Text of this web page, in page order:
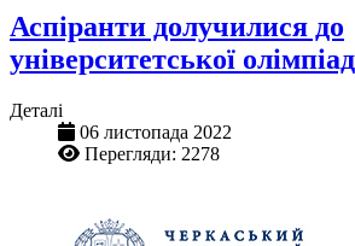
Аспіранти долучилися до
університетської
Деталі
06 листопада 2022
Перегляди: 2278